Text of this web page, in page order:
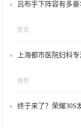
吕布手下阵容有多
教育
上海都市医院妇科
推荐
终于来了？荣耀30S